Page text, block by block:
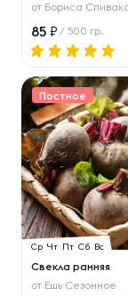
от Бориса
85 / 500 гр.
Постное
Ср Чт Пт Сб Вс
Свекла ранняя
от Ешь Сезонное